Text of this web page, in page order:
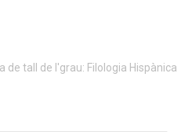
de tall de l'grau: Filologia Hispànica